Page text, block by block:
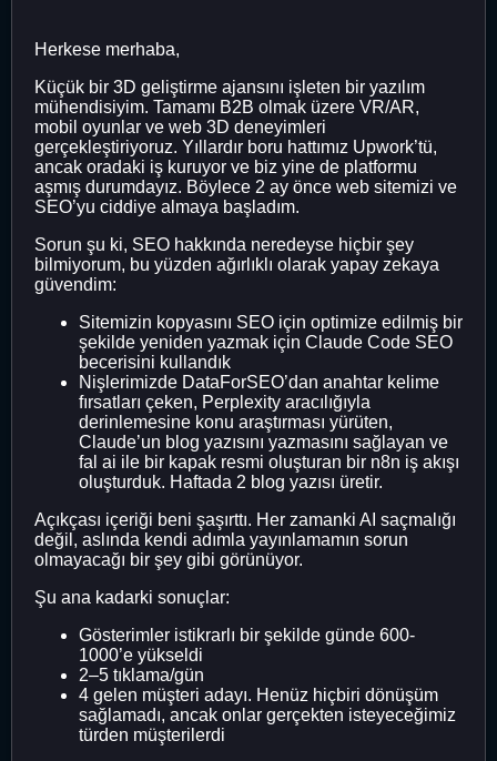
Herkese merhaba,
Küçük bir 3D geliştirme ajansını işleten bir yazılım
mühendisiyim. Tamamı B2B olmak üzere VR/AR,
mobil oyunlar ve web 3D deneyimleri
gerçekleştiriyoruz. Yıllardır boru hattımız Upwork’tü,
ancak oradaki iş kuruyor ve biz yine de platformu
aşmış durumdayız. Böylece 2 ay önce web sitemizi ve
SEO’yu ciddiye almaya başladım.
Sorun şu ki, SEO hakkında neredeyse hiçbir şey
bilmiyorum, bu yüzden ağırlıklı olarak yapay zekaya
güvendim:
Sitemizin kopyasını SEO için optimize edilmiş bir
şekilde yeniden yazmak için Claude Code SEO
becerisini kullandık
Nişlerimizde DataForSEO’dan anahtar kelime
fırsatları çeken, Perplexity aracılığıyla
derinlemesine konu araştırması yürüten,
Claude’un blog yazısını yazmasını sağlayan ve
fal ai ile bir kapak resmi oluşturan bir n8n iş akışı
oluşturduk. Haftada 2 blog yazısı üretir.
Açıkçası içeriği beni şaşırttı. Her zamanki AI saçmalığı
değil, aslında kendi adımla yayınlamamın sorun
olmayacağı bir şey gibi görünüyor.
Şu ana kadarki sonuçlar:
Gösterimler istikrarlı bir şekilde günde 600-
1000’e yükseldi
2–5 tıklama/gün
4 gelen müşteri adayı. Henüz hiçbiri dönüşüm
sağlamadı, ancak onlar gerçekten isteyeceğimiz
türden müşterilerdi